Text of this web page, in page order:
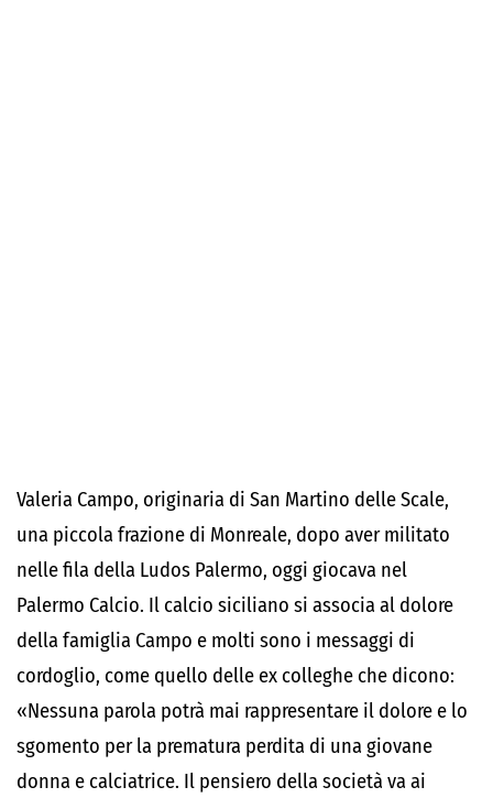
Valeria Campo, originaria di San Martino delle Scale,
una piccola frazione di Monreale, dopo aver militato
nelle fila della Ludos Palermo, oggi giocava nel
Palermo Calcio. Il calcio siciliano si associa al dolore
della famiglia Campo e molti sono i messaggi di
cordoglio, come quello delle ex colleghe che dicono:
«Nessuna parola potrà mai rappresentare il dolore e lo
sgomento per la prematura perdita di una giovane
donna e calciatrice. Il pensiero della società va ai